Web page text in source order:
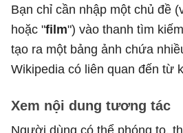
Bạn chỉ cần nhập một chủ đề
hoặc "film") vào thanh tìm
tạo ra một bảng ảnh chứa
Wikipedia có liên quan đến từ
Xem nội dung tương tác
Người dùng có thể phóng to,